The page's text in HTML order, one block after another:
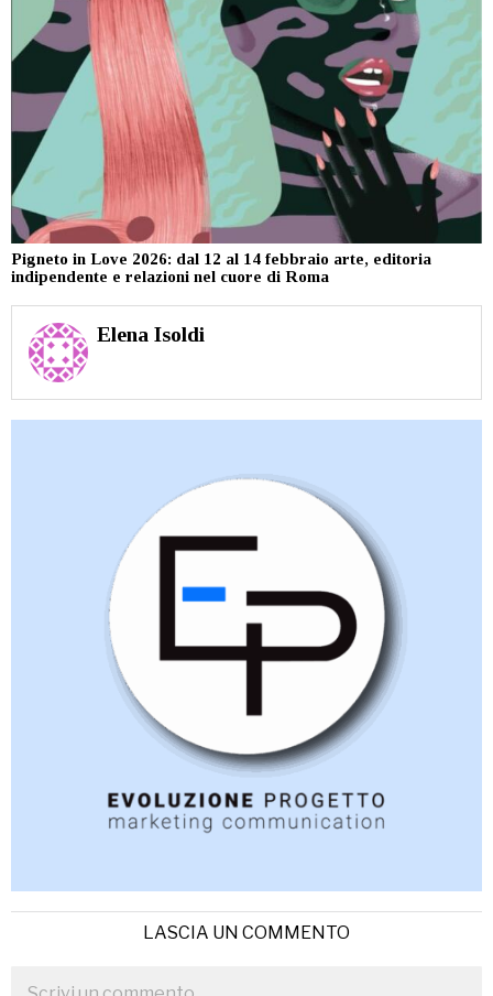
Pigneto in Love 2026: dal 12 al 14 febbraio arte, editoria
indipendente e relazioni nel cuore di Roma
Elena Isoldi
LASCIA UN COMMENTO